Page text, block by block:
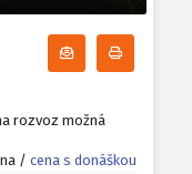
Odoberať
rozvoz možná
/ cena s donáškou